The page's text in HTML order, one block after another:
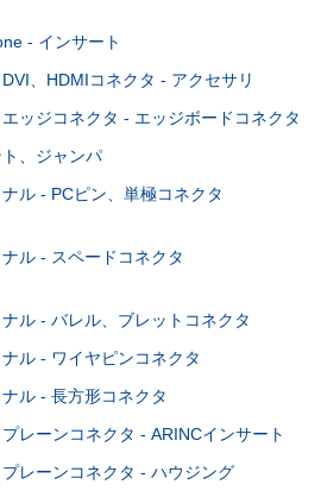
- インサート
、HDMIコネクタ - アクセサリ
ッジコネクタ - エッジボードコネクタ
、ジャンパ
ナル - PCピン、単極コネクタ
ナル - スペードコネクタ
ナル - バレル、ブレットコネクタ
ナル - ワイヤピンコネクタ
ル - 長方形コネクタ
レーンコネクタ - ARINCインサート
レーンコネクタ - ハウジング